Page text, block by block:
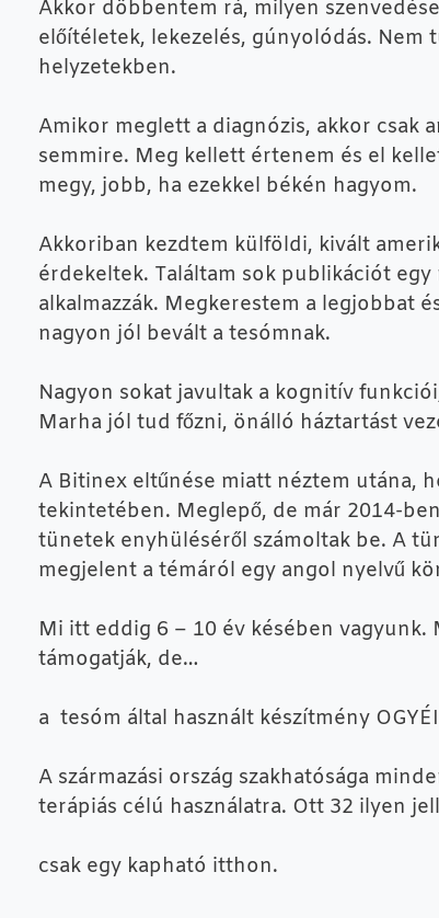
Akkor döbbentem rá, milyen
előítéletek, lekezelés, gúnyolódás.
helyzetekben.
Amikor meglett a diagnózis, akkor csak
semmire. Meg kellett értenem és el
megy, jobb, ha ezekkel békén hagyom.
Akkoriban kezdtem külföldi, kivált
érdekeltek. Találtam sok publikációt
alkalmazzák. Megkerestem a legjobbat
nagyon jól bevált a tesómnak.
Nagyon sokat javultak a kognitív
Marha jól tud főzni, önálló háztartást
A Bitinex eltűnése miatt néztem utána,
tekintetében. Meglepő, de már 2014-
tünetek enyhüléséről számoltak be. A
megjelent a témáról egy angol nyelvű
Mi itt eddig 6 – 10 év késében
támogatják, de…
a tesóm által használt készítmény
A származási ország szakhatósága
terápiás célú használatra. Ott 32 ilyen
csak egy kapható itthon.